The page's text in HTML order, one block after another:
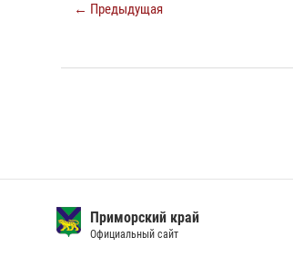
← Предыдущая
Приморский край
Официальный сайт